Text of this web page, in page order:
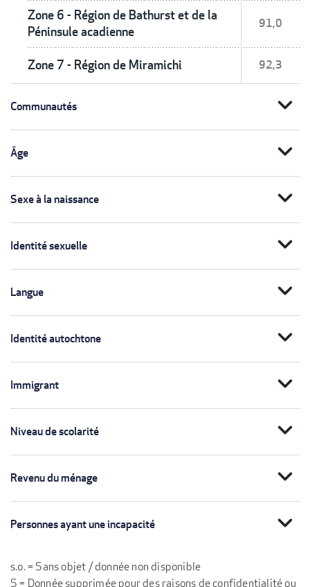
Zone 6 - Région de Bathurst et de la
Péninsule acadienne
91,0
Zone 7 - Région de Miramichi 92,3
Communautés expand_more
Âge expand_more
Sexe à la naissance expand_more
Identité sexuelle expand_more
Langue expand_more
Identité autochtone expand_more
Immigrant expand_more
Niveau de scolarité expand_more
Revenu du ménage expand_more
Personnes ayant une incapacité expand_more
s.o. = Sans objet / donnée non disponible
S = Donnée supprimée pour des raisons de confidentialité ou